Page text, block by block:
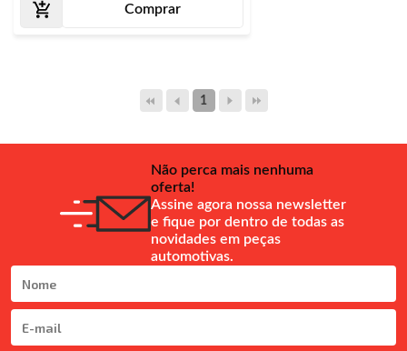
Comprar
1
Não perca mais nenhuma
oferta!
Assine agora nossa newsletter
e fique por dentro de todas as
novidades em peças
automotivas.